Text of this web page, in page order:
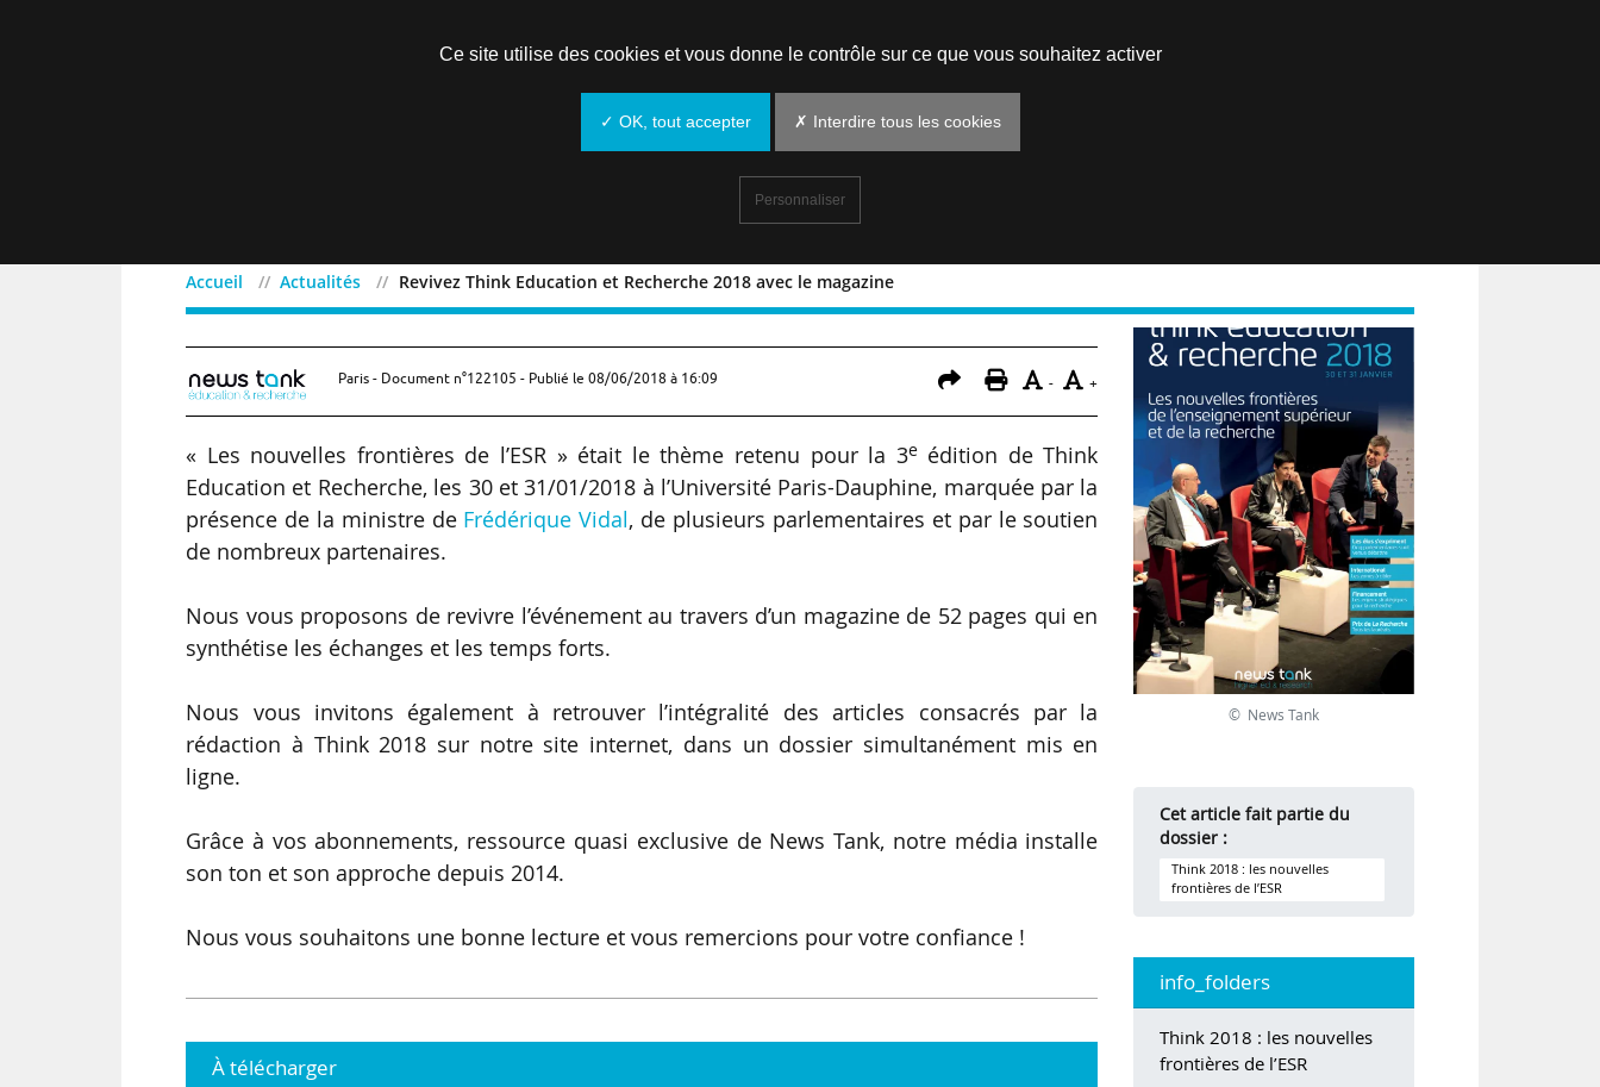
Accueil Actualités Revivez Think Education et Recherche 2018 avec le magazine
Revivez Think Education et Recherche 2018 avec le magazine
Paris - Document n°122105 - Publié le 08/06/2018 à 16:09 - +
« Les nouvelles frontières de l’ESR » était le thème retenu pour la 3eédition de Think
Education et Recherche, les 30 et 31/01/2018 à l’Université Paris-Dauphine, marquée par la
présence de la ministre de Frédérique Vidal, de plusieurs parlementaires et par le soutien
de nombreux partenaires.
Nous vous proposons de revivre l’événement au travers d’un magazine de 52 pages qui en
synthétise les échanges et les temps forts.
Nous vous invitons également à retrouver l’intégralité des articles consacrés par la
rédaction à Think 2018 sur notre site internet, dans un dossier simultanément mis en
ligne.
Grâce à vos abonnements, ressource quasi exclusive de News Tank, notre média installe
son ton et son approche depuis 2014.
Nous vous souhaitons une bonne lecture et vous remercions pour votre confiance !
À télécharger
© News Tank
Cet article fait partie du
dossier :
Think 2018 : les nouvelles
frontières de l’ESR
info_folders
Think 2018 : les nouvelles
frontières de l’ESR
Ce site utilise des cookies et vous donne le contrôle sur ce que vous souhaitez activer
✓ OK, tout accepter ✗ Interdire tous les cookies
Personnaliser